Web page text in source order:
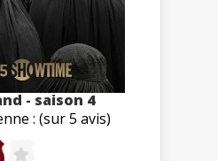
- saison 4
: (sur 5 avis)